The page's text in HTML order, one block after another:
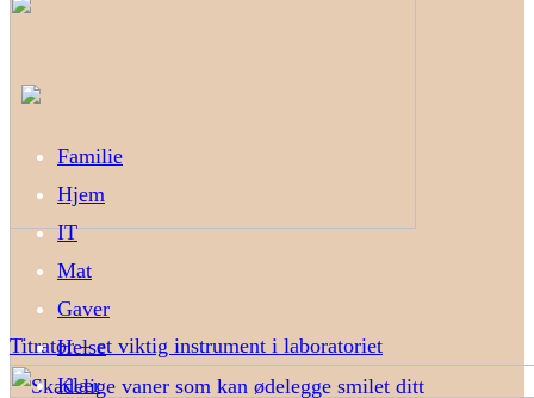
Titrator – et viktig instrument i laboratoriet
Familie
Hjem
IT
Mat
Gaver
Helse
Klær